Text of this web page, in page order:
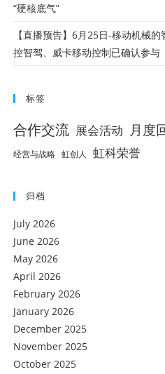
“硬核底气”
【直播预告】6月25日-移动机械
控智驾、威卡移动控制已确认参与
标签
合作交流 展会活动 月度
经营与战略 虹创人 虹科荣誉
归档
July 2026
June 2026
May 2026
April 2026
February 2026
January 2026
December 2025
November 2025
October 2025